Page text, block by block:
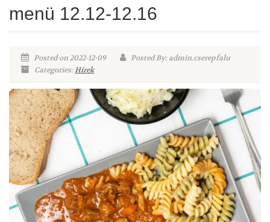
menü 12.12-12.16
Posted on 2022-12-09
Posted By: admin.cserepfalu
Categories:Hírek